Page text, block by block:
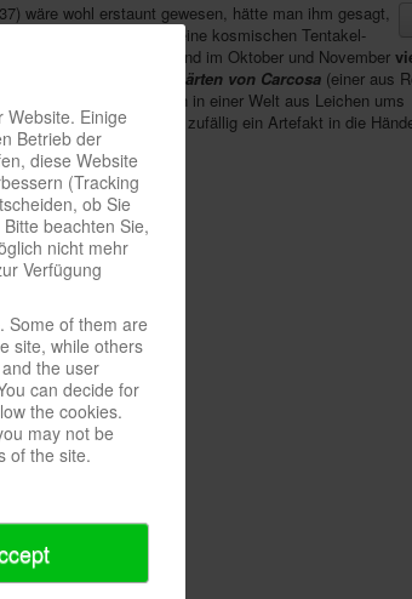
wäre wohl erstaunt gewesen, hätte man ihm gesagt,
würden. So weckten seine kosmischen Tentakel-
Im Spielebereich sind im Oktober und November
Die Fleischgärten von Carcosa (einer aus
Spieler/innen in einer Welt aus Leichen ums
retten, nachdem ihr/ihm zufällig ein Artefakt in die
Website. Einige
Betrieb der
diese Website
(Tracking
ob Sie
beachten Sie,
nicht mehr
Verfügung
Some of them are
site, while others
the user
can decide for
the cookies.
may not be
of the site.